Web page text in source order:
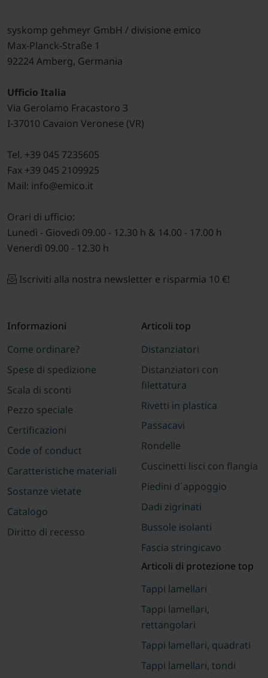
syskomp gehmeyr GmbH / divisione emico
Max-Planck-Straße 1
92224 Amberg, Germania
Ufficio Italia
Via Gerolamo Fracastoro 3
I-37010 Cavaion Veronese (VR)
Tel. +39 045 7235605
Fax +39 045 2109925
Mail: info@emico.it
Orari di ufficio:
Lunedì - Giovedì 09.00 - 12.30 h & 14.00 - 17.00 h
Venerdì 09.00 - 12.30 h
Iscriviti alla nostra newsletter e risparmia 10 €!
Informazioni
Come ordinare?
Spese di spedizione
Scala di sconti
Pezzo speciale
Certificazioni
Code of conduct
Caratteristiche materiali
Sostanze vietate
Catalogo
Diritto di recesso
Articoli top
Distanziatori
Distanziatori con
filettatura
Rivetti in plastica
Passacavi
Rondelle
Cuscinetti lisci con flangia
Piedini d´appoggio
Dadi zigrinati
Bussole isolanti
Fascia stringicavo
Articoli di protezione top
Tappi lamellari
Tappi lamellari,
rettangolari
Tappi lamellari, quadrati
Tappi lamellari, tondi